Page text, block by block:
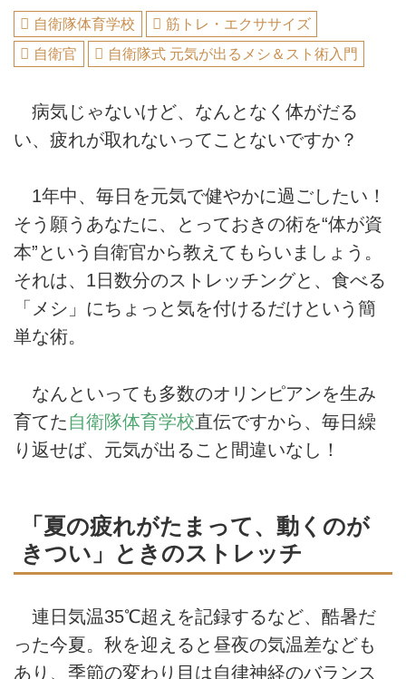
自衛隊体育学校
筋トレ・エクササイズ
自衛官
自衛隊式 元気が出るメシ＆スト術入門
病気じゃないけど、なんとなく体がだる
い、疲れが取れないってことないですか？
1年中、毎日を元気で健やかに過ごしたい！
そう願うあなたに、とっておきの術を“体が資
本”という自衛官から教えてもらいましょう。
それは、1日数分のストレッチングと、食べる
「メシ」にちょっと気を付けるだけという簡
単な術。
なんといっても多数のオリンピアンを生み
育てた自衛隊体育学校直伝ですから、毎日繰
り返せば、元気が出ること間違いなし！
「夏の疲れがたまって、動くのが
きつい」ときのストレッチ
連日気温35℃超えを記録するなど、酷暑だ
った今夏。秋を迎えると昼夜の気温差なども
あり、季節の変わり目は自律神経のバランス